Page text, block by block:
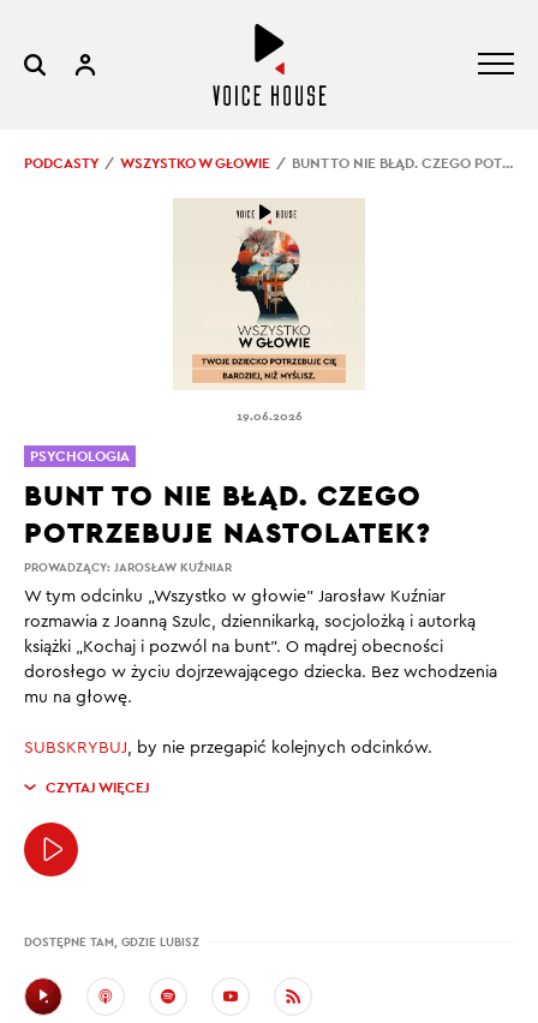
PODCASTY WSZYSTKO W GŁOWIE BUNT TO NIE BŁĄD. CZEGO POTRZEBUJE NASTOLATEK?
19.06.2026
PROWADZĄCY: JAROSŁAW KUŹNIAR
BUNT TO NIE BŁĄD. CZEGO
POTRZEBUJE NASTOLATEK?
W tym odcinku „Wszystko w głowie” Jarosław Kuźniar
rozmawia z Joanną Szulc, dziennikarką, socjolożką i autorką
książki „Kochaj i pozwól na bunt”. O mądrej obecności
dorosłego w życiu dojrzewającego dziecka. Bez wchodzenia
mu na głowę.
SUBSKRYBUJ, by nie przegapić kolejnych odcinków.
CZYTAJ WIĘCEJ
DOSTĘPNE TAM, GDZIE LUBISZ
PSYCHOLOGIA